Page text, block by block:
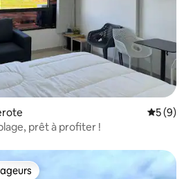
5 (9)
prêt à profiter !